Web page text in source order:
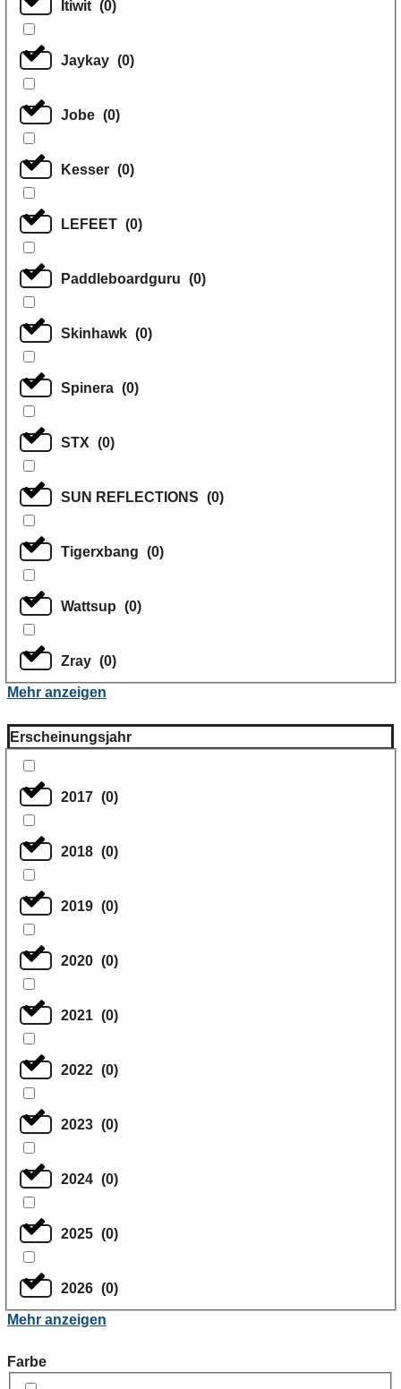
Itiwit (0)
Jaykay (0)
Jobe (0)
Kesser (0)
LEFEET (0)
Paddleboardguru (0)
Skinhawk (0)
Spinera (0)
STX (0)
SUN REFLECTIONS (0)
Tigerxbang (0)
Wattsup (0)
Zray (0)
Mehr anzeigen
Erscheinungsjahr
2017 (0)
2018 (0)
2019 (0)
2020 (0)
2021 (0)
2022 (0)
2023 (0)
2024 (0)
2025 (0)
2026 (0)
Mehr anzeigen
Farbe